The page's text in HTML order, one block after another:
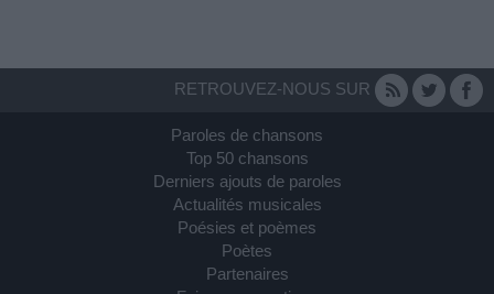
RETROUVEZ-NOUS SUR
Paroles de chansons
Top 50 chansons
Derniers ajouts de paroles
Actualités musicales
Poésies et poèmes
Poètes
Partenaires